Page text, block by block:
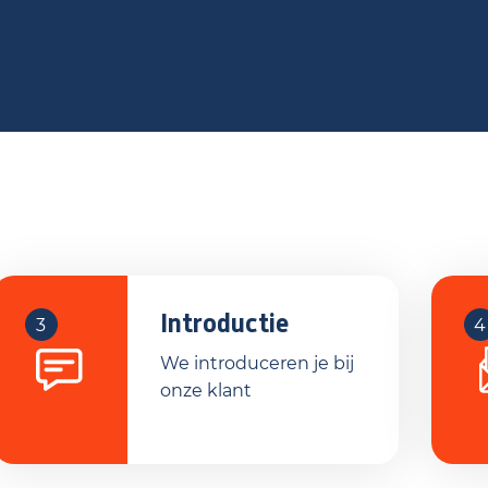
3 Introductie
We introduceren je bij
onze klant
4